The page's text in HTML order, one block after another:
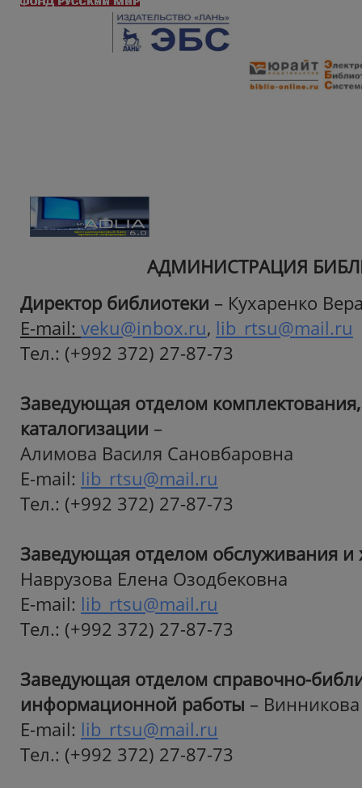
АДМИНИСТРАЦИЯ
Директор библиотеки – Кухаренко
E-mail: veku@inbox.ru, lib_rtsu@mail.ru
Тел.: (+992 372) 27-87-73
Заведующая отделом
каталогизации –
Алимова Василя Сановбаровна
E-mail: lib_rtsu@mail.ru
Тел.: (+992 372) 27-87-73
Заведующая отделом обслуживания
Наврузова Елена Озодбековна
E-mail: lib_rtsu@mail.ru
Тел.: (+992 372) 27-87-73
Заведующая отделом справочно-
информационной работы –
E-mail: lib_rtsu@mail.ru
Тел.: (+992 372) 27-87-73